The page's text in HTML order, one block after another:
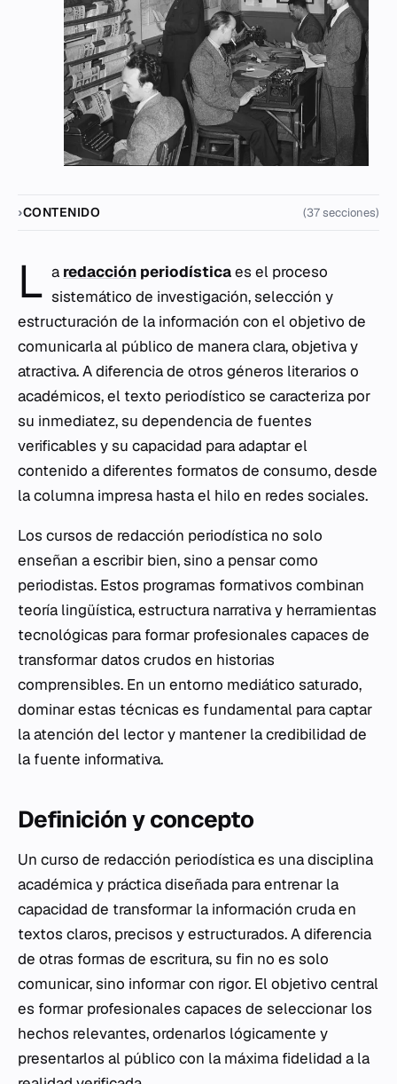
CONTENIDO (37 secciones)
L a redacción periodísticaes el proceso
sistemático de investigación, selección y
estructuración de la información con el objetivo de
comunicarla al público de manera clara, objetiva y
atractiva. A diferencia de otros géneros literarios o
académicos, el texto periodístico se caracteriza por
su inmediatez, su dependencia de fuentes
verificables y su capacidad para adaptar el
contenido a diferentes formatos de consumo, desde
la columna impresa hasta el hilo en redes sociales.
Los cursos de redacción periodística no solo
enseñan a escribir bien, sino a pensar como
periodistas. Estos programas formativos combinan
teoría lingüística, estructura narrativa y herramientas
tecnológicas para formar profesionales capaces de
transformar datos crudos en historias
comprensibles. En un entorno mediático saturado,
dominar estas técnicas es fundamental para captar
la atención del lector y mantener la credibilidad de
la fuente informativa.
Definición y concepto
Un curso de redacción periodística es una disciplina
académica y práctica diseñada para entrenar la
capacidad de transformar la información cruda en
textos claros, precisos y estructurados. A diferencia
de otras formas de escritura, su fin no es solo
comunicar, sino informar con rigor. El objetivo central
es formar profesionales capaces de seleccionar los
hechos relevantes, ordenarlos lógicamente y
presentarlos al público con la máxima fidelidad a la